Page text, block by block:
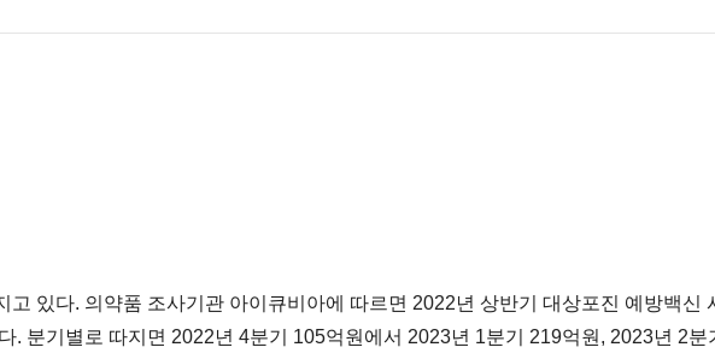
고 있다. 의약품 조사기관 아이큐비아에 따르면 2022년 상반기 대상포진 예방백신
. 분기별로 따지면 2022년 4분기 105억원에서 2023년 1분기 219억원, 2023년 2분